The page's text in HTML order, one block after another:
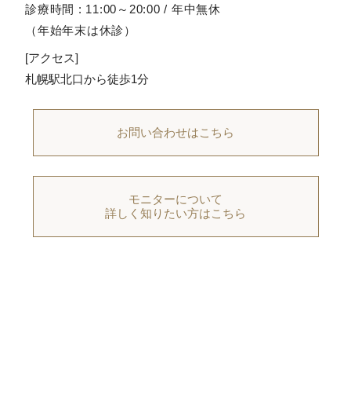
診療時間 : 11:00～20:00 / 年中無休
（年始年末は休診）
[アクセス]
札幌駅北口から徒歩1分
お問い合わせはこちら
モニターについて
詳しく知りたい方はこちら